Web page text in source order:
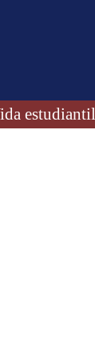
estudiantil